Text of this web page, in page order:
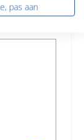
pas aan